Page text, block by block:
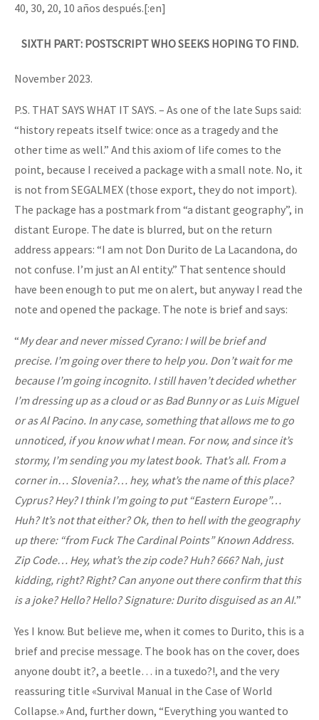
40, 30, 20, 10 años después.[:en]
SIXTH PART: POSTSCRIPT WHO SEEKS HOPING TO FIND.
November 2023.
P.S. THAT SAYS WHAT IT SAYS. – As one of the late Sups said:
“history repeats itself twice: once as a tragedy and the
other time as well.” And this axiom of life comes to the
point, because I received a package with a small note. No, it
is not from SEGALMEX (those export, they do not import).
The package has a postmark from “a distant geography”, in
distant Europe. The date is blurred, but on the return
address appears: “I am not Don Durito de La Lacandona, do
not confuse. I’m just an AI entity.” That sentence should
have been enough to put me on alert, but anyway I read the
note and opened the package. The note is brief and says:
“My dear and never missed Cyrano: I will be brief and
precise. I’m going over there to help you. Don’t wait for me
because I’m going incognito. I still haven’t decided whether
I’m dressing up as a cloud or as Bad Bunny or as Luis Miguel
or as Al Pacino. In any case, something that allows me to go
unnoticed, if you know what I mean. For now, and since it’s
stormy, I’m sending you my latest book. That’s all. From a
corner in… Slovenia?… hey, what’s the name of this place?
Cyprus? Hey? I think I’m going to put “Eastern Europe”…
Huh? It’s not that either? Ok, then to hell with the geography
up there: “from Fuck The Cardinal Points” Known Address.
Zip Code… Hey, what’s the zip code? Huh? 666? Nah, just
kidding, right? Right? Can anyone out there confirm that this
is a joke? Hello? Hello? Signature: Durito disguised as an AI.”
Yes I know. But believe me, when it comes to Durito, this is a
brief and precise message. The book has on the cover, does
anyone doubt it?, a beetle… in a tuxedo?!, and the very
reassuring title «Survival Manual in the Case of World
Collapse.» And, further down, “Everything you wanted to